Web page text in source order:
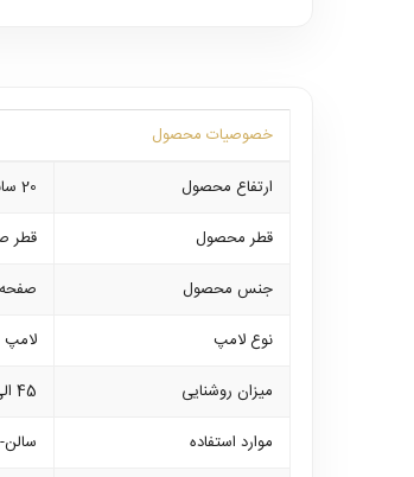
خصوصیات محصول
ارتفاع محصول
20 سانتی متر
قطر محصول
قطر
جنس محصول
نوع لامپ
میزان روشنایی
45 الی 50 متر مربع
موارد استفاده